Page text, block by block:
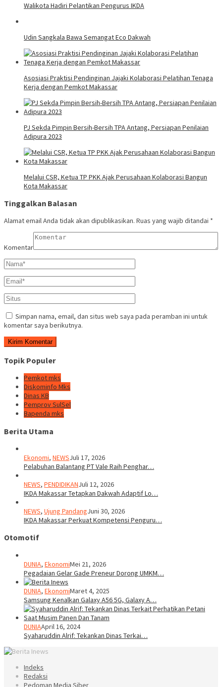
Walikota Hadiri Pelantikan Pengurus IKDA
Udin Sangkala Bawa Semangat Eco Dakwah
Asosiasi Praktisi Pendinginan Jajaki Kolaborasi Pelatihan Tenaga
Kerja dengan Pemkot Makassar
PJ Sekda Pimpin Bersih-Bersih TPA Antang, Persiapan Penilaian
Adipura 2023
Melalui CSR, Ketua TP PKK Ajak Perusahaan Kolaborasi Bangun
Kota Makassar
Tinggalkan Balasan
Alamat email Anda tidak akan dipublikasikan. Ruas yang wajib ditandai *
Komentar
Simpan nama, email, dan situs web saya pada peramban ini untuk
komentar saya berikutnya.
Topik Populer
Pemkot mks
Diskominfo Mks
Dinas KB
Pemprov SulSel
Bapenda mks
Berita Utama
Ekonomi, NEWSJuli 17, 2026
Pelabuhan Balantang PT Vale Raih Penghar…
NEWS, PENDIDIKANJuli 12, 2026
IKDA Makassar Tetapkan Dakwah Adaptif Lo…
NEWS, Ujung PandangJuni 30, 2026
IKDA Makassar Perkuat Kompetensi Penguru…
Otomotif
DUNIA, EkonomiMei 21, 2026
Pegadaian Gelar Gade Preneur Dorong UMKM…
DUNIA, EkonomiMaret 4, 2025
Samsung Kenalkan Galaxy A56 5G, Galaxy A…
DUNIAApril 16, 2024
Syaharuddin Alrif: Tekankan Dinas Terkai…
Indeks
Redaksi
Pedoman Media Siber